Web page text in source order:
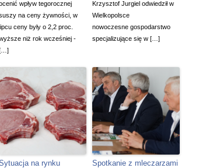
wpływ tegorocznej
na ceny żywności, w
ceny były o 2,2 proc.
niż rok wcześniej -
Krzysztof Jurgiel odwiedził w
Wielkopolsce
nowoczesne gospodarstwo
specjalizujące się w […]
na rynku
Spotkanie z mleczarzami